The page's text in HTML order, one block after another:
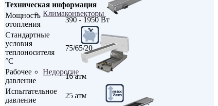
Климаконвекторы
Недорогие
Техническая информация
Мощность
отопления
390 - 1950 Вт
Стандартные
условия
теплоносителя
°С
75/65/20
Рабочее
давление
16 атм
Испытательное
давление
25 атм